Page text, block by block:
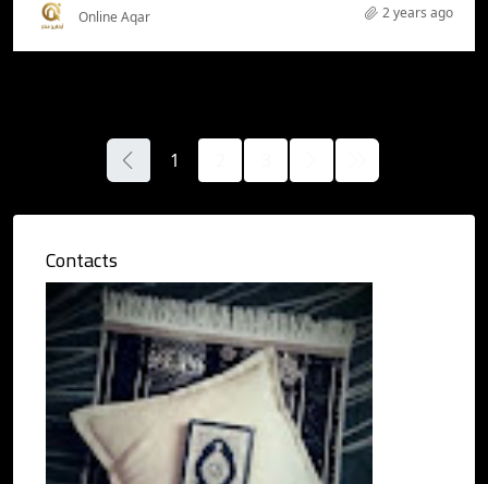
Online Aqar 2 years ago
1
Contacts